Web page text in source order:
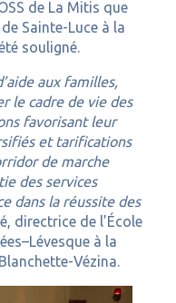
de La Mitis que
Sainte-Luce à la
souligné.
aux familles,
le cadre de vie des
favorisant leur
et tarifications
de marche
des services
dans la réussite des
directrice de l’École
à la
Vézina.